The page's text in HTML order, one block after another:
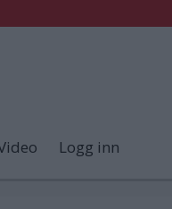
Logg inn